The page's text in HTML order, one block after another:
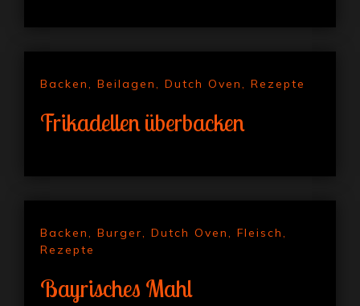
Frikadellen überbacken
Backen, Beilagen, Dutch Oven, Rezepte
Bayrisches Mahl
Backen, Burger, Dutch Oven, Fleisch,
Rezepte